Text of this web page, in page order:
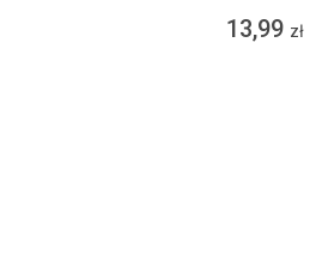
13,99 zł